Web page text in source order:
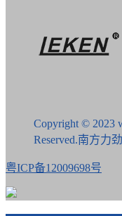
Copyright © 2023
Reserved.南方力
粤ICP备12009698号